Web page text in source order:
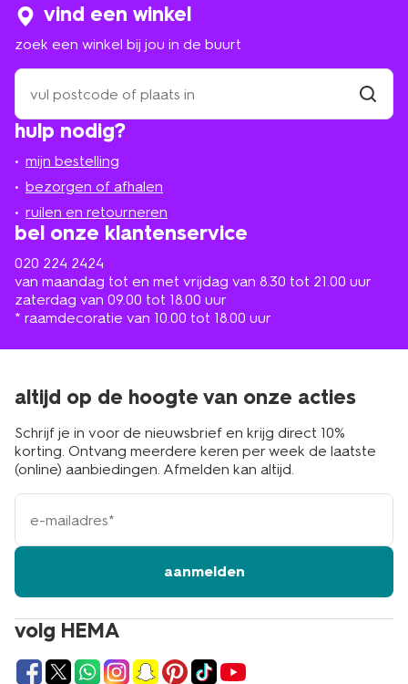
hulp nodig?
mijn bestelling
bezorgen of afhalen
ruilen en retourneren
bel onze klantenservice
020 224 2424
van maandag tot en met vrijdag van 8.30 tot 21.00 uur
zaterdag van 09.00 tot 18.00 uur
* raamdecoratie van 10.00 tot 18.00 uur
vind een winkel
zoek een winkel bij jou in de buurt
zoek
een
winkel
bij
in
de
buurt
volg HEMA
altijd op de hoogte van onze acties
Schrijf je in voor de nieuwsbrief en krijg direct 10%
korting. Ontvang meerdere keren per week de laatste
(online) aanbiedingen. Afmelden kan altijd.
e-
mailadres
aanmelden